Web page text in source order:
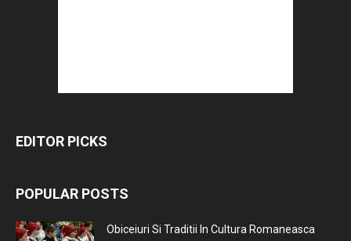
EDITOR PICKS
POPULAR POSTS
Obiceiuri Si Traditii In Cultura Romaneasca